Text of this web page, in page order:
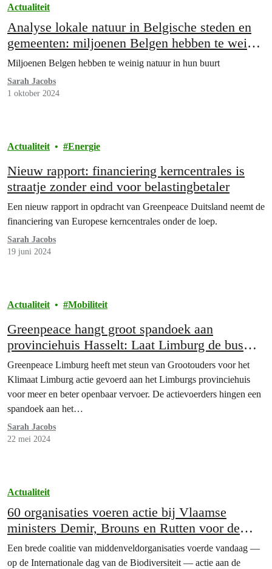
Actualiteit
Analyse lokale natuur in Belgische steden en
gemeenten: miljoenen Belgen hebben te weinig
natuur in hun buurt
Miljoenen Belgen hebben te weinig natuur in hun buurt
Sarah Jacobs
1 oktober 2024
Actualiteit Energie
Nieuw rapport: financiering kerncentrales is
straatje zonder eind voor belastingbetaler
Een nieuw rapport in opdracht van Greenpeace Duitsland neemt de
financiering van Europese kerncentrales onder de loep.
Sarah Jacobs
19 juni 2024
Actualiteit Mobiliteit
Greenpeace hangt groot spandoek aan
provinciehuis Hasselt: Laat Limburg de bus
niet missen
Greenpeace Limburg heeft met steun van Grootouders voor het
Klimaat Limburg actie gevoerd aan het Limburgs provinciehuis
voor meer en beter openbaar vervoer. De actievoerders hingen een
spandoek aan het…
Sarah Jacobs
22 mei 2024
Actualiteit
60 organisaties voeren actie bij Vlaamse
ministers Demir, Brouns en Rutten voor de
natuurherstelwet
Een brede coalitie van middenveldorganisaties voerde vandaag —
op de Internationale dag van de Biodiversiteit — actie aan de